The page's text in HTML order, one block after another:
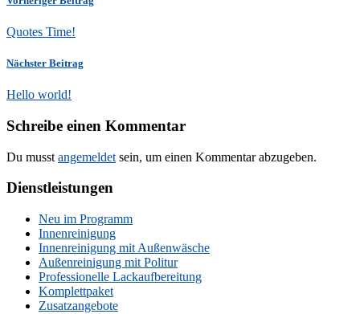
Quotes Time!
Nächster Beitrag
Hello world!
Schreibe einen Kommentar
Du musst angemeldet sein, um einen Kommentar abzugeben.
Dienstleistungen
Neu im Programm
Innenreinigung
Innenreinigung mit Außenwäsche
Außenreinigung mit Politur
Professionelle Lackaufbereitung
Komplettpaket
Zusatzangebote